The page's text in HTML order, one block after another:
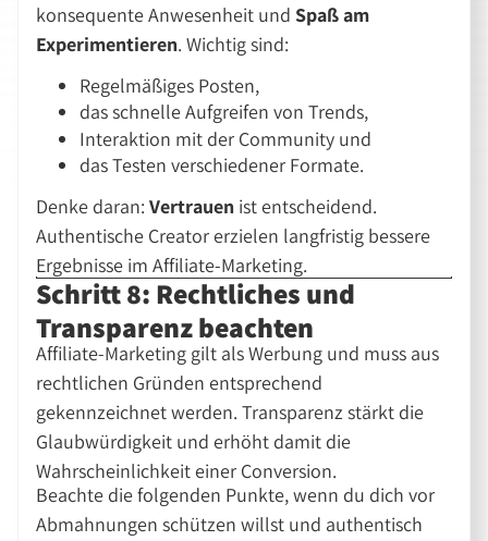
konsequente Anwesenheit undSpaß am
Experimentieren. Wichtig sind:
Regelmäßiges Posten,
das schnelle Aufgreifen von Trends,
Interaktion mit der Community und
das Testen verschiedener Formate.
Denke daran:Vertrauen ist entscheidend.
Authentische Creator erzielen langfristig bessere
Ergebnisse im Affiliate-Marketing.
Schritt 8: Rechtliches und
Transparenz beachten
Affiliate-Marketing gilt als Werbung und muss aus
rechtlichen Gründen entsprechend
gekennzeichnet werden. Transparenz stärkt die
Glaubwürdigkeit und erhöht damit die
Wahrscheinlichkeit einer Conversion.
Beachte die folgenden Punkte, wenn du dich vor
Abmahnungen schützen willst und authentisch